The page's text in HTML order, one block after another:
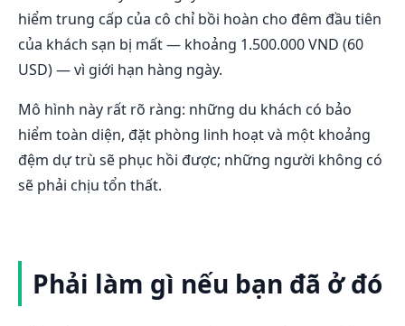
hiểm trung cấp của cô chỉ bồi hoàn cho đêm đầu tiên
của khách sạn bị mất — khoảng 1.500.000 VND (60
USD) — vì giới hạn hàng ngày.
Mô hình này rất rõ ràng: những du khách có bảo
hiểm toàn diện, đặt phòng linh hoạt và một khoảng
đệm dự trù sẽ phục hồi được; những người không có
sẽ phải chịu tổn thất.
Phải làm gì nếu bạn đã ở đó